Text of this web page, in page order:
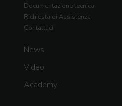
Documentazione tecnica
Richiesta di Assistenza
Contattaci
News
Video
Academy